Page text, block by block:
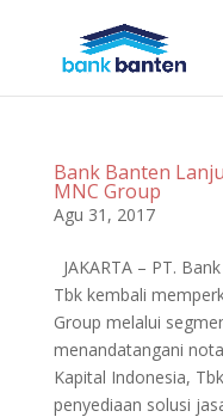
Bank Banten
MNC Group
Agu 31, 2017
JAKARTA – PT.
Tbk kembali
Group melalui
menandatangani
Kapital Indonesia,
penyediaan solusi